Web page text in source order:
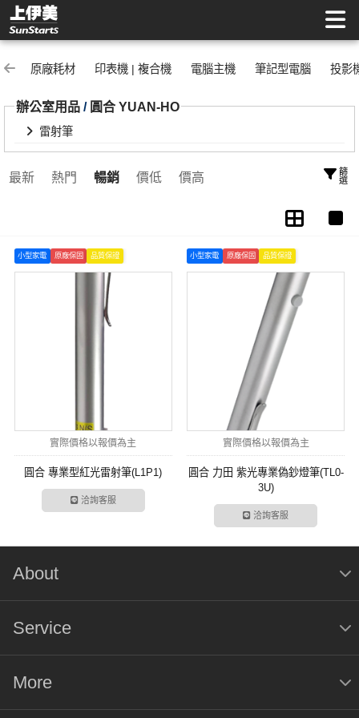
雷射筆 | 上伊美辦公用品網
原廠耗材 印表機 | 複合機 電腦主機 筆記型電腦 投影
辦公室用品 / 圓合 YUAN-HO
雷射筆
最新 熱門 暢銷 價低 價高 篩選
小型家電 原廠保固 品質保證
實際價格以報價為主
圓合 專業型紅光雷射筆(L1P1)
洽詢客服
小型家電 原廠保固 品質保證
實際價格以報價為主
圓合 力田 紫光專業偽鈔燈筆(TL0-
3U)
洽詢客服
About
Service
More